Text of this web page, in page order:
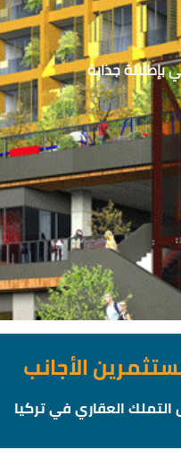
جذابة
الأجانب
التملك العقاري في تركيا